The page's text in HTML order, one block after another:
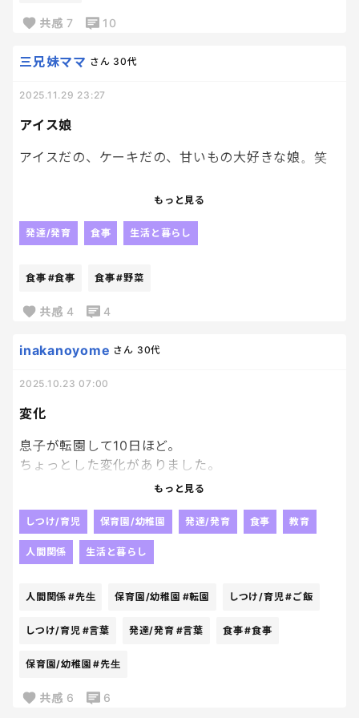
できるはずなのに、なぜか疲れる。
騒がないでーこぼさないでー歩かないで―まだーも
一切、楽できないんだけど。
だけど、さすがに疲れる。
冬休みの間に一度だけでいい、たったの一度だけで
共感 7 10
アイス娘
三兄妹ママ さん 30代
2025.11.29 23:27
アイスだの、ケーキだの、甘いもの大好きな娘。笑
わかるけど、あなたの体はほとんどそーゆーもので
ね。笑
こちらは、毎食しっかり野菜だの豆類だの入れ込ん
、しっかり食事してくれ、、。
もっと見る
発達/発育 食事 生活と暮らし
食事 #食事 食事#野菜
共感 4 4
変化
inakanoyome さん 30代
2025.10.23 07:00
息子が転園して10日ほど。
ちょっとした変化がありました。
ではなく
やってみようかな
になったこと！
私にとっては大きな変化かな。
時間内にご飯を終えること、
新しいものを使ってみることなどなど。
会にも
もっと見る
しつけ/育児 保育園/幼稚園 発達/発育 食事 教育
人間関係 生活と暮らし
人間関係 #先生 保育園/幼稚園 #転園 しつけ/育児#ご飯
しつけ/育児 #言葉 発達/発育 #言葉 食事#食事
保育園/幼稚園 #先生
共感 6 6